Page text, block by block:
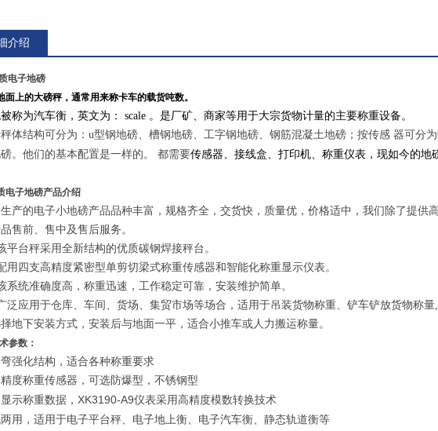
介绍
电子地磅
面上的大磅秤，通常用来称卡车的载货吨数。
称为汽车衡，英文为： scale 。是厂矿、商家等用于大宗货物计量的主要称重设备。
体结构可分为：u型钢地磅、槽钢地磅、工字钢地磅、钢筋混凝土地磅；按传感 器可分
。他们的基本配置是一样的。 都需要传感器、 接线盒、打印机、 称重仪表 ，现如今的地
电子地磅产品介绍
产的电子小地磅产品品种丰富，规格齐全，交货快，质量优，价格适中，我们除了提供
售前、售中及售后服务。
平台秤采用全新结构的优质碳钢焊接秤台。
用四支高精度紧密型单剪切梁式称重传感器和智能化称重显示仪表。
系统准确度高，称重迅速，工作稳定可靠，安装维护简单。
泛应用于仓库、车间、货场、集贸市场等场合，适用于吊装货物称重、铲车铲放货物称
地下安装方式，安装后与地面一平，适合小推车或人力搬运称量。
参数 ：
强化结构，适合各种称重要求
度称重传感器，可选防爆型，不锈钢型
示称重数据， XK3190-A9仪表采用高精度模数转换技术
用，适用于电子平台秤、电子地上衡、电子汽车衡、静态轨道衡等